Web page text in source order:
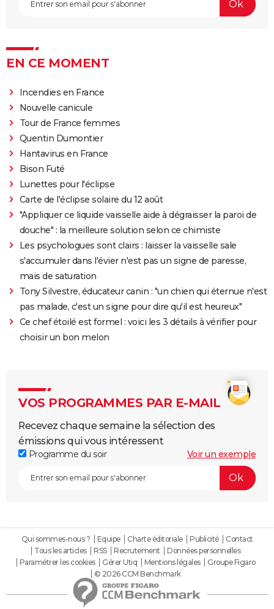
EN CE MOMENT
Incendies en France
Nouvelle canicule
Tour de France femmes
Quentin Dumontier
Hantavirus en France
Bison Futé
Lunettes pour l'éclipse
Carte de l'éclipse solaire du 12 août
"Appliquer ce liquide vaisselle aide à dégraisser la paroi de
douche" : la meilleure solution selon ce chimiste
Les psychologues sont clairs : laisser la vaisselle sale
s'accumuler dans l'évier n'est pas un signe de paresse,
mais de saturation
Tony Silvestre, éducateur canin : "un chien qui éternue n'est
pas malade, c'est un signe pour dire qu'il est heureux"
Ce chef étoilé est formel : voici les 3 détails à vérifier pour
choisir un bon melon
VOS PROGRAMMES PAR E-MAIL
Recevez chaque semaine la sélection des
émissions qui vous intéressent
Programme du soir Voir un exemple
Qui sommes-nous ? Equipe Charte éditoriale Publicité
Contact
Tous les articles
RSS Recrutement
Données personnelles
Paramétrer les cookies
Gérer Utiq Mentions légales
Groupe Figaro
© 2026 CCM Benchmark